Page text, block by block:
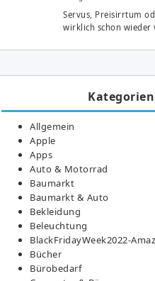
Servus, Preisirrtum
wirklich schon wieder
Kategorien
Allgemein
Apple
Apps
Auto & Motorrad
Baumarkt
Baumarkt & Auto
Bekleidung
Beleuchtung
BlackFridayWeek2022-
Bücher
Bürobedarf